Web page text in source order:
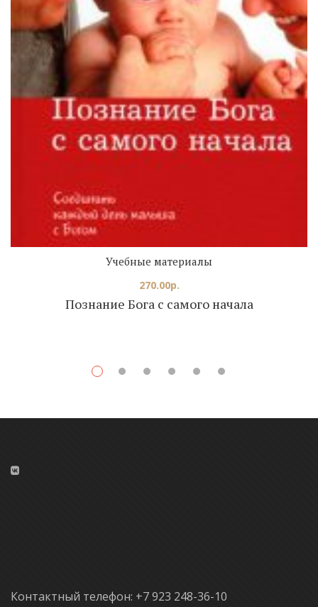
Познание Бога с самого начала
Учебные материалы
270.00р.
Контактный телефон: +7 923 248-36-10